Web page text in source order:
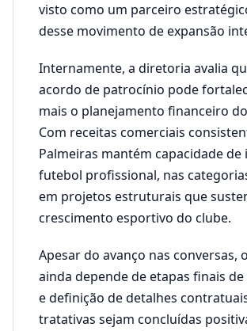
visto como um parceiro
desse movimento de expansão
Internamente, a diretoria avalia
acordo de patrocínio pode
mais o planejamento financeiro
Com receitas comerciais
Palmeiras mantém capacidade de
futebol profissional, nas
em projetos estruturais que
crescimento esportivo do clube.
Apesar do avanço nas conversas,
ainda depende de etapas finais
e definição de detalhes
tratativas sejam concluídas